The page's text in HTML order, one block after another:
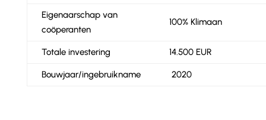
Eigenaarschap van
coöperanten
100% Klimaan
Totale investering 14.500 EUR
Bouwjaar/ingebruikname 2020